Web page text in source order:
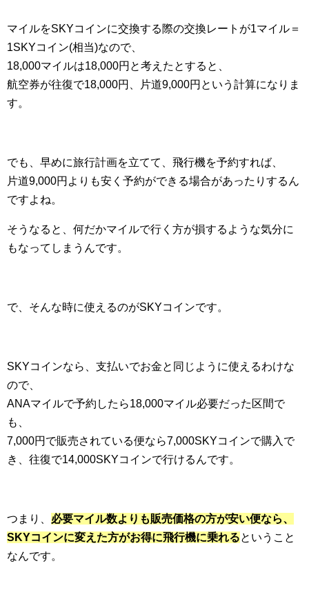
マイルをSKYコインに交換する際の交換レートが1マイル＝
1SKYコイン(相当)なので、
18,000マイルは18,000円と考えたとすると、
航空券が往復で18,000円、片道9,000円という計算になりま
す。
でも、早めに旅行計画を立てて、飛行機を予約すれば、
片道9,000円よりも安く予約ができる場合があったりするん
ですよね。
そうなると、何だかマイルで行く方が損するような気分に
もなってしまうんです。
で、そんな時に使えるのがSKYコインです。
SKYコインなら、支払いでお金と同じように使えるわけな
ので、
ANAマイルで予約したら18,000マイル必要だった区間で
も、
7,000円で販売されている便なら7,000SKYコインで購入で
き、往復で14,000SKYコインで行けるんです。
つまり、 必要マイル数よりも販売価格の方が安い便なら、
SKYコインに変えた方がお得に飛行機に乗れるということ
なんです。